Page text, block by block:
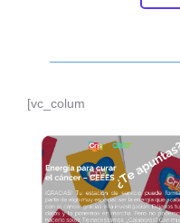
[vc_colum